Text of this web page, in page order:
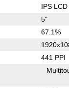
IPS LCD
5"
67.1%
441 PPI